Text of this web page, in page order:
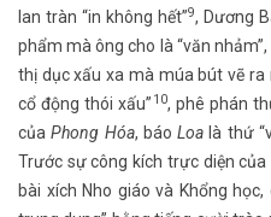
lan tràn “in không hết”9, Dương
phẩm mà ông cho là “văn
thị dục xấu xa mà múa bút vẽ
cổ động thói xấu” 10, phê phán
củaPhong Hóa, báo Loa là thứ
Trước sự công kích trực diện
bài xích Nho giáo và Khổng